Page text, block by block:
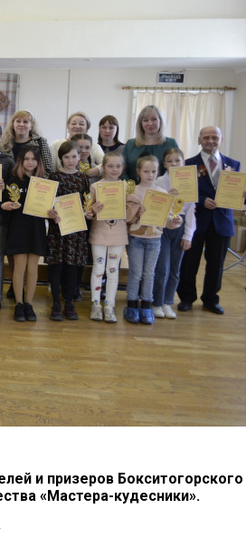
и призеров Бокситогорского
«Мастера-кудесники».